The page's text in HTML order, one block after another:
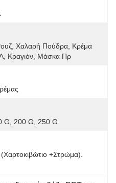
Χαλαρή Πούδρα, Κρέμα
Κραγιόν, Μάσκα Πρ
G, 200 G, 250 G
+στρώμα).